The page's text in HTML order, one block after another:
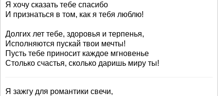
Я хочу сказать тебе спасибо
И признаться в том, как я тебя люблю!
Долгих лет тебе, здоровья и терпенья,
Исполняются пускай твои мечты!
Пусть тебе приносит каждое мгновенье
Столько счастья, сколько даришь миру ты!
Я зажгу для романтики свечи,